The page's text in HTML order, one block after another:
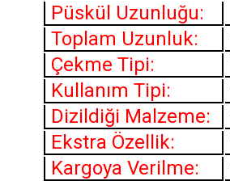
Püskül Uzunluğu:
Toplam Uzunluk:
Çekme Tipi:
Kullanım Tipi:
Dizildiği Malzeme:
Ekstra Özellik:
Kargoya Verilme: